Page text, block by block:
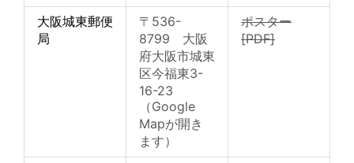
大阪城東郵便
局
〒536-
8799 大阪
府大阪市城東
区今福東3-
16-23
（Google
Mapが開き
ます）
ポスター
[PDF]